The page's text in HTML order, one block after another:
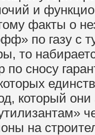
и
факты о
по газу с
то
по сносу
который
на